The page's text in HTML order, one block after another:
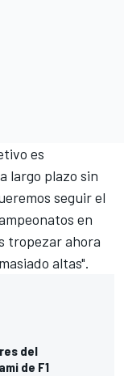
es
largo plazo sin
seguir el
en
tropezar ahora
altas".
del
de F1